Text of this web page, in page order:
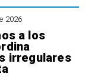
2026
a los
irregulares